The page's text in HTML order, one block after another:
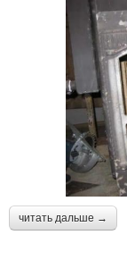
читать дальше →